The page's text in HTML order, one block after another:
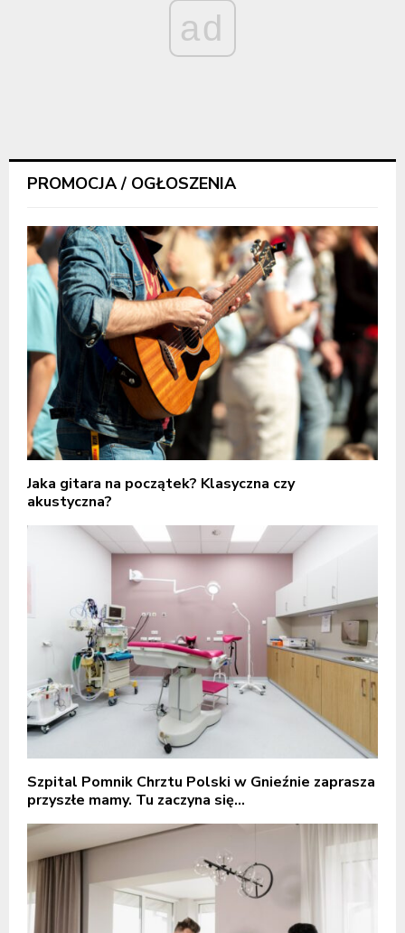
ad
PROMOCJA / OGŁOSZENIA
Jaka gitara na początek? Klasyczna czy
akustyczna?
Szpital Pomnik Chrztu Polski w Gnieźnie zaprasza
przyszłe mamy. Tu zaczyna się...